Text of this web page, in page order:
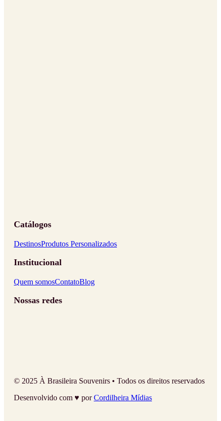
Catálogos
DestinosProdutos Personalizados
Institucional
Quem somosContatoBlog
Nossas redes
© 2025 À Brasileira Souvenirs • Todos os direitos reservados
Desenvolvido com ♥ porCordilheira Mídias